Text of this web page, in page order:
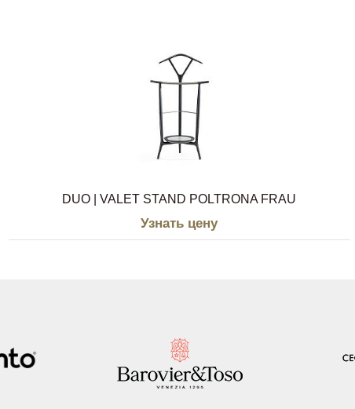
DUO | VALET STAND POLTRONA FRAU
Узнать цену